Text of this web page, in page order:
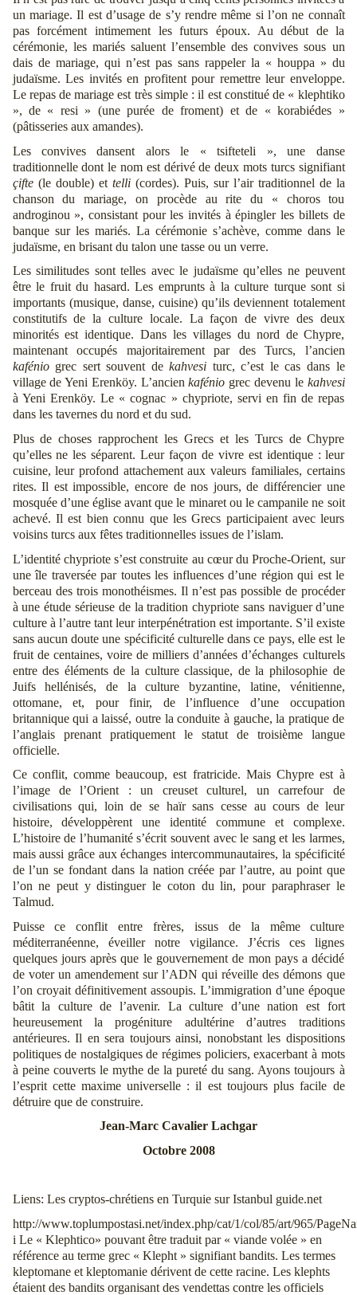
un mariage. Il est d’usage de s’y rendre même si l’on ne connaît
pas forcément intimement les futurs époux. Au début de la
cérémonie, les mariés saluent l’ensemble des convives sous un
dais de mariage, qui n’est pas sans rappeler la « houppa » du
judaïsme. Les invités en profitent pour remettre leur enveloppe.
Le repas de mariage est très simple : il est constitué de « klephtiko
», de « resi » (une purée de froment) et de « korabiédes »
(pâtisseries aux amandes).
Les convives dansent alors le « tsifteteli », une danse
traditionnelle dont le nom est dérivé de deux mots turcs signifiant
çifte(le double) et telli(cordes). Puis, sur l’air traditionnel de la
chanson du mariage, on procède au rite du « choros tou
androginou », consistant pour les invités à épingler les billets de
banque sur les mariés. La cérémonie s’achève, comme dans le
judaïsme, en brisant du talon une tasse ou un verre.
Les similitudes sont telles avec le judaïsme qu’elles ne peuvent
être le fruit du hasard. Les emprunts à la culture turque sont si
importants (musique, danse, cuisine) qu’ils deviennent totalement
constitutifs de la culture locale. La façon de vivre des deux
minorités est identique. Dans les villages du nord de Chypre,
maintenant occupés majoritairement par des Turcs, l’ancien
kaféniogrec sert souvent dekahvesi turc, c’est le cas dans le
village de Yeni Erenköy. L’ancienkafénio grec devenu le kahvesi
à Yeni Erenköy. Le « cognac » chypriote, servi en fin de repas
dans les tavernes du nord et du sud.
Plus de choses rapprochent les Grecs et les Turcs de Chypre
qu’elles ne les séparent. Leur façon de vivre est identique : leur
cuisine, leur profond attachement aux valeurs familiales, certains
rites. Il est impossible, encore de nos jours, de différencier une
mosquée d’une église avant que le minaret ou le campanile ne soit
achevé. Il est bien connu que les Grecs participaient avec leurs
voisins turcs aux fêtes traditionnelles issues de l’islam.
L’identité chypriote s’est construite au cœur du Proche-Orient, sur
une île traversée par toutes les influences d’une région qui est le
berceau des trois monothéismes. Il n’est pas possible de procéder
à une étude sérieuse de la tradition chypriote sans naviguer d’une
culture à l’autre tant leur interpénétration est importante. S’il existe
sans aucun doute une spécificité culturelle dans ce pays, elle est le
fruit de centaines, voire de milliers d’années d’échanges culturels
entre des éléments de la culture classique, de la philosophie de
Juifs hellénisés, de la culture byzantine, latine, vénitienne,
ottomane, et, pour finir, de l’influence d’une occupation
britannique qui a laissé, outre la conduite à gauche, la pratique de
l’anglais prenant pratiquement le statut de troisième langue
officielle.
Ce conflit, comme beaucoup, est fratricide. Mais Chypre est à
l’image de l’Orient : un creuset culturel, un carrefour de
civilisations qui, loin de se haïr sans cesse au cours de leur
histoire, développèrent une identité commune et complexe.
L’histoire de l’humanité s’écrit souvent avec le sang et les larmes,
mais aussi grâce aux échanges intercommunautaires, la spécificité
de l’un se fondant dans la nation créée par l’autre, au point que
l’on ne peut y distinguer le coton du lin, pour paraphraser le
Talmud.
Puisse ce conflit entre frères, issus de la même culture
méditerranéenne, éveiller notre vigilance. J’écris ces lignes
quelques jours après que le gouvernement de mon pays a décidé
de voter un amendement sur l’ADN qui réveille des démons que
l’on croyait définitivement assoupis. L’immigration d’une époque
bâtit la culture de l’avenir. La culture d’une nation est fort
heureusement la progéniture adultérine d’autres traditions
antérieures. Il en sera toujours ainsi, nonobstant les dispositions
politiques de nostalgiques de régimes policiers, exacerbant à mots
à peine couverts le mythe de la pureté du sang. Ayons toujours à
l’esprit cette maxime universelle : il est toujours plus facile de
détruire que de construire.
Jean-Marc Cavalier Lachgar
Octobre 2008
Liens: Les cryptos-chrétiens en Turquie sur Istanbul guide.net
http://www.toplumpostasi.net/index.php/cat/1/col/85/art/965/
i Le « Klephtico» pouvant être traduit par « viande volée » en
référence au terme grec « Klepht » signifiant bandits. Les termes
kleptomane et kleptomanie dérivent de cette racine. Les klephts
étaient des bandits organisant des vendettas contre les officiels